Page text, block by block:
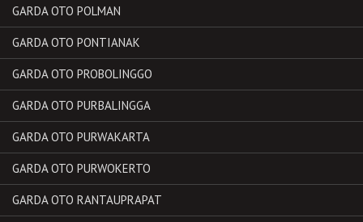
GARDA OTO POLMAN
GARDA OTO PONTIANAK
GARDA OTO PROBOLINGGO
GARDA OTO PURBALINGGA
GARDA OTO PURWAKARTA
GARDA OTO PURWOKERTO
GARDA OTO RANTAUPRAPAT